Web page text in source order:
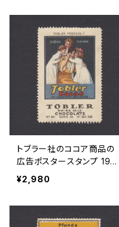
トブラー社のココア商品の
広告ポスタースタンプ 1920
年前後
¥2,980